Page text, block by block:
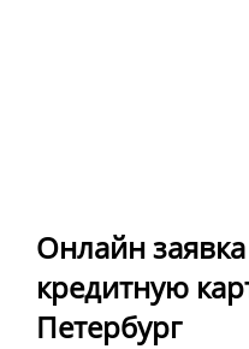
Онлайн
кредитную
Петербург